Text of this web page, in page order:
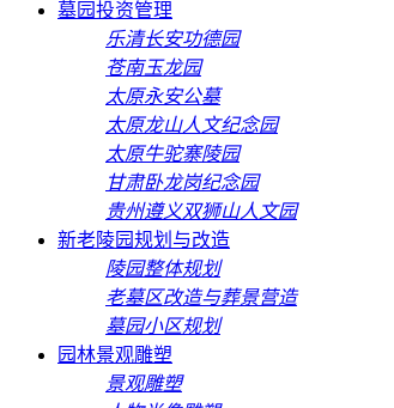
墓园投资管理
乐清长安功德园
苍南玉龙园
太原永安公墓
太原龙山人文纪念园
太原牛驼寨陵园
甘肃卧龙岗纪念园
贵州遵义双狮山人文园
新老陵园规划与改造
陵园整体规划
老墓区改造与葬景营造
墓园小区规划
园林景观雕塑
景观雕塑